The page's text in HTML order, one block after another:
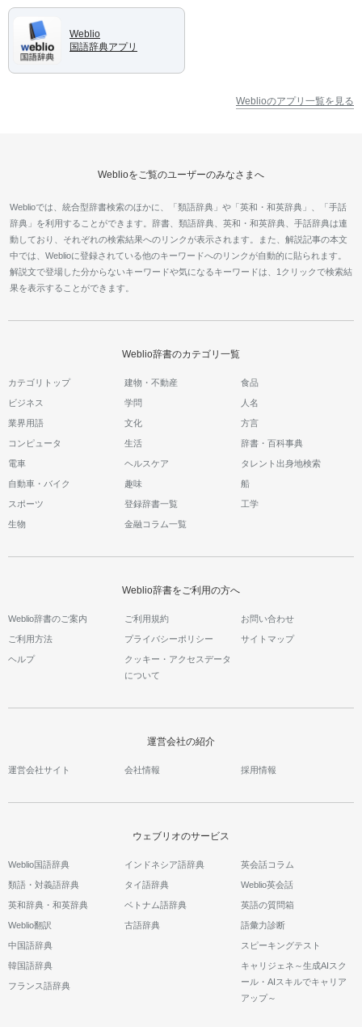
Weblio
国語辞典アプリ
Weblioのアプリ一覧を見る
Weblioをご覧のユーザーのみなさまへ
Weblioでは、統合型辞書検索のほかに、「類語辞典」や「英和・和英辞典」、「手話
辞典」を利用することができます。辞書、類語辞典、英和・和英辞典、手話辞典は連
動しており、それぞれの検索結果へのリンクが表示されます。また、解説記事の本文
中では、Weblioに登録されている他のキーワードへのリンクが自動的に貼られます。
解説文で登場した分からないキーワードや気になるキーワードは、1クリックで検索結
果を表示することができます。
Weblio辞書のカテゴリ一覧
カテゴリトップ 建物・不動産 食品
ビジネス 学問 人名
業界用語 文化 方言
コンピュータ 生活 辞書・百科事典
電車 ヘルスケア タレント出身地検索
自動車・バイク 趣味 船
スポーツ 登録辞書一覧 工学
生物 金融コラム一覧
Weblio辞書をご利用の方へ
Weblio辞書のご案内 ご利用規約 お問い合わせ
ご利用方法 プライバシーポリシー サイトマップ
ヘルプ
クッキー・アクセスデータ
について
運営会社の紹介
運営会社サイト 会社情報 採用情報
ウェブリオのサービス
Weblio国語辞典
類語・対義語辞典
英和辞典・和英辞典
Weblio翻訳
中国語辞典
韓国語辞典
フランス語辞典
インドネシア語辞典
タイ語辞典
ベトナム語辞典
古語辞典
英会話コラム
Weblio英会話
英語の質問箱
語彙力診断
スピーキングテスト
キャリジェネ～生成AIスク
ール・AIスキルでキャリア
アップ～